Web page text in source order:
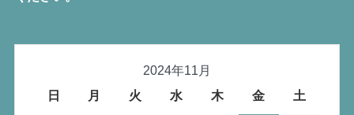
2024年11月
日
月 火 水 木 金 土